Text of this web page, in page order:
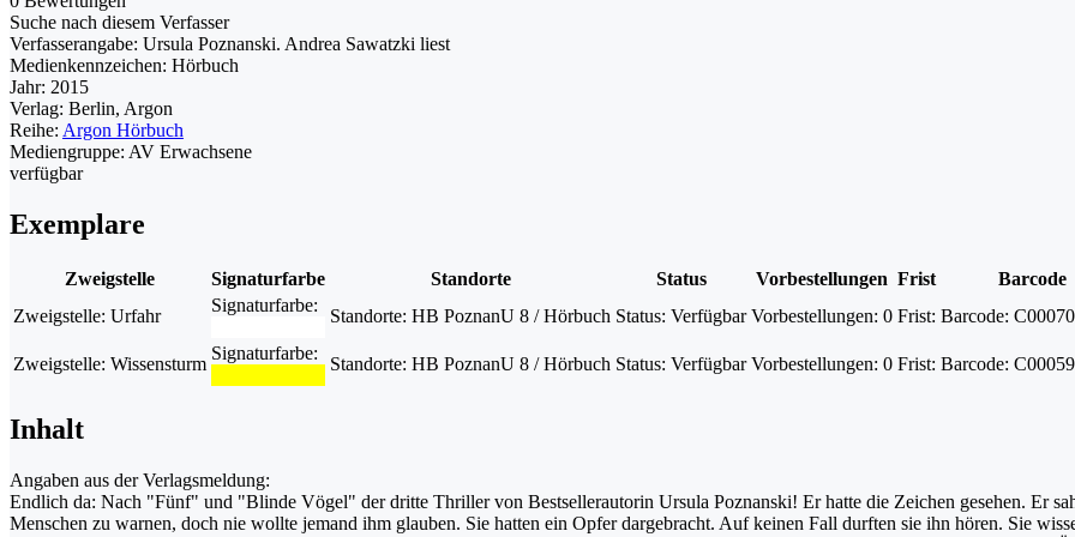
Suche nach diesem Verfasser
Verfasserangabe: Ursula Poznanski. Andrea Sawatzki liest
Medienkennzeichen: Hörbuch
Jahr: 2015
Verlag: Berlin, Argon
Reihe: Argon Hörbuch
Mediengruppe: AV Erwachsene
verfügbar
Exemplare
Zweigstelle Signaturfarbe Standorte Status Vorbestellungen Frist
Barcode
Zweigstelle: Urfahr
Signaturfarbe:
Standorte: HB PoznanU 8 / Hörbuch Status: Verfügbar Vorbestellungen: 0 Frist: Barcode:
Zweigstelle: Wissensturm
Signaturfarbe:
Standorte: HB PoznanU 8 / Hörbuch Status: Verfügbar Vorbestellungen: 0 Frist: Barcode:
Inhalt
Angaben aus der Verlagsmeldung:
Endlich da: Nach "Fünf" und "Blinde Vögel" der dritte Thriller von Bestsellerautorin Ursula Poznanski! Er hatte die Zeichen gesehen. Er
Menschen zu warnen, doch nie wollte jemand ihm glauben. Sie hatten ein Opfer dargebracht. Auf keinen Fall durften sie ihn hören. Sie